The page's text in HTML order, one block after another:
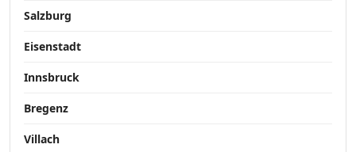
Salzburg
Eisenstadt
Innsbruck
Bregenz
Villach